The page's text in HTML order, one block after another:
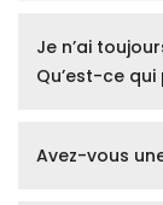
Je n’ai
Qu’est-ce
Avez-vous